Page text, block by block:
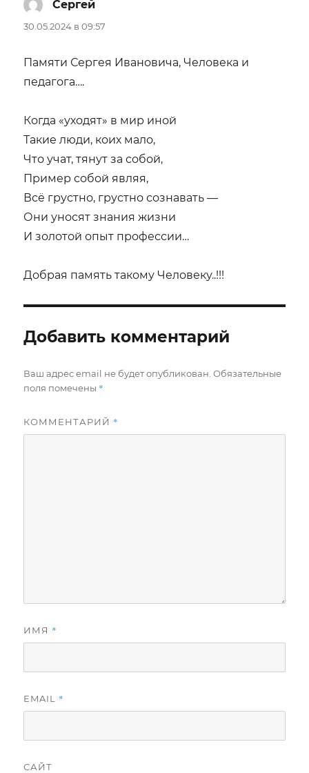
Сергей
30.05.2024 в 09:57
Памяти Сергея Ивановича, Человека и
педагога….
Когда «уходят» в мир иной
Такие люди, коих мало,
Что учат, тянут за собой,
Пример собой являя,
Всё грустно, грустно сознавать —
Они уносят знания жизни
И золотой опыт профессии…
Добрая память такому Человеку..!!!
Добавить комментарий
Ваш адрес email не будет опубликован. Обязательные
поля помечены *
КОММЕНТАРИЙ *
ИМЯ *
EMAIL *
САЙТ